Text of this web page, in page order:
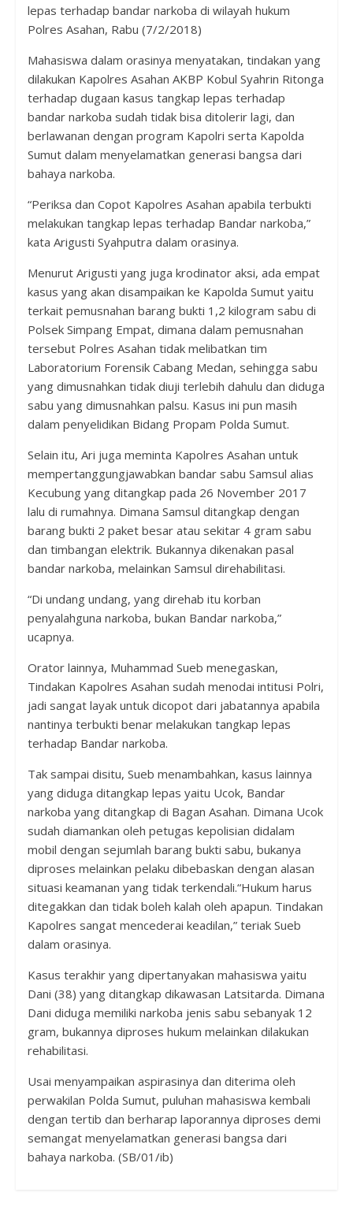
lepas terhadap bandar narkoba di wilayah hukum
Polres Asahan, Rabu (7/2/2018)
Mahasiswa dalam orasinya menyatakan, tindakan yang
dilakukan Kapolres Asahan AKBP Kobul Syahrin Ritonga
terhadap dugaan kasus tangkap lepas terhadap
bandar narkoba sudah tidak bisa ditolerir lagi, dan
berlawanan dengan program Kapolri serta Kapolda
Sumut dalam menyelamatkan generasi bangsa dari
bahaya narkoba.
“Periksa dan Copot Kapolres Asahan apabila terbukti
melakukan tangkap lepas terhadap Bandar narkoba,”
kata Arigusti Syahputra dalam orasinya.
Menurut Arigusti yang juga krodinator aksi, ada empat
kasus yang akan disampaikan ke Kapolda Sumut yaitu
terkait pemusnahan barang bukti 1,2 kilogram sabu di
Polsek Simpang Empat, dimana dalam pemusnahan
tersebut Polres Asahan tidak melibatkan tim
Laboratorium Forensik Cabang Medan, sehingga sabu
yang dimusnahkan tidak diuji terlebih dahulu dan diduga
sabu yang dimusnahkan palsu. Kasus ini pun masih
dalam penyelidikan Bidang Propam Polda Sumut.
Selain itu, Ari juga meminta Kapolres Asahan untuk
mempertanggungjawabkan bandar sabu Samsul alias
Kecubung yang ditangkap pada 26 November 2017
lalu di rumahnya. Dimana Samsul ditangkap dengan
barang bukti 2 paket besar atau sekitar 4 gram sabu
dan timbangan elektrik. Bukannya dikenakan pasal
bandar narkoba, melainkan Samsul direhabilitasi.
“Di undang undang, yang direhab itu korban
penyalahguna narkoba, bukan Bandar narkoba,”
ucapnya.
Orator lainnya, Muhammad Sueb menegaskan,
Tindakan Kapolres Asahan sudah menodai intitusi Polri,
jadi sangat layak untuk dicopot dari jabatannya apabila
nantinya terbukti benar melakukan tangkap lepas
terhadap Bandar narkoba.
Tak sampai disitu, Sueb menambahkan, kasus lainnya
yang diduga ditangkap lepas yaitu Ucok, Bandar
narkoba yang ditangkap di Bagan Asahan. Dimana Ucok
sudah diamankan oleh petugas kepolisian didalam
mobil dengan sejumlah barang bukti sabu, bukanya
diproses melainkan pelaku dibebaskan dengan alasan
situasi keamanan yang tidak terkendali.“Hukum harus
ditegakkan dan tidak boleh kalah oleh apapun. Tindakan
Kapolres sangat mencederai keadilan,” teriak Sueb
dalam orasinya.
Kasus terakhir yang dipertanyakan mahasiswa yaitu
Dani (38) yang ditangkap dikawasan Latsitarda. Dimana
Dani diduga memiliki narkoba jenis sabu sebanyak 12
gram, bukannya diproses hukum melainkan dilakukan
rehabilitasi.
Usai menyampaikan aspirasinya dan diterima oleh
perwakilan Polda Sumut, puluhan mahasiswa kembali
dengan tertib dan berharap laporannya diproses demi
semangat menyelamatkan generasi bangsa dari
bahaya narkoba. (SB/01/ib)